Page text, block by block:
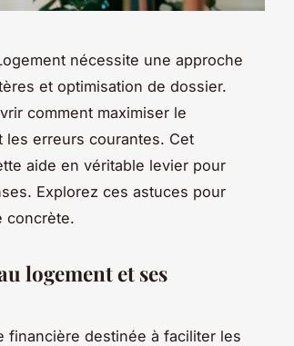
nécessite une approche
et optimisation de dossier.
comment maximiser le
les erreurs courantes. Cet
aide en véritable levier pour
Explorez ces astuces pour
concrète.
logement et ses
financière destinée à faciliter les